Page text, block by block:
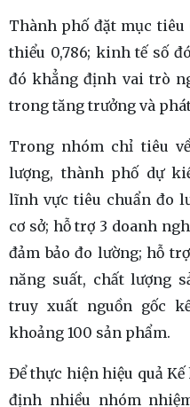
Thành phố đặt mục tiêu
thiểu 0,786; kinh tế số
đó khẳng định vai trò
trong tăng trưởng và
Trong nhóm chỉ tiêu
lượng, thành phố dự
lĩnh vực tiêu chuẩn đo
cơ sở; hỗ trợ 3 doanh
đảm bảo đo lường; hỗ
năng suất, chất lượng
truy xuất nguồn gốc
khoảng 100 sản phẩm.
Để thực hiện hiệu quả
định nhiều nhóm